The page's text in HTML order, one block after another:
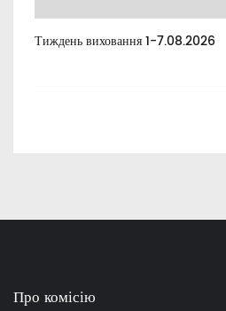
Тиждень виховання 1-7.08.2026
Про комісію